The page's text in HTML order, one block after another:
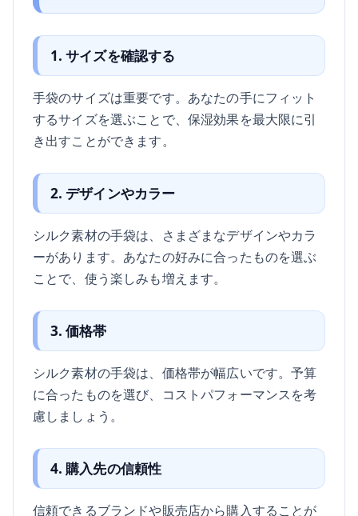
1. サイズを確認する
手袋のサイズは重要です。あなたの手にフィット
するサイズを選ぶことで、保湿効果を最大限に引
き出すことができます。
2. デザインやカラー
シルク素材の手袋は、さまざまなデザインやカラ
ーがあります。あなたの好みに合ったものを選ぶ
ことで、使う楽しみも増えます。
3. 価格帯
シルク素材の手袋は、価格帯が幅広いです。予算
に合ったものを選び、コストパフォーマンスを考
慮しましょう。
4. 購入先の信頼性
信頼できるブランドや販売店から購入することが